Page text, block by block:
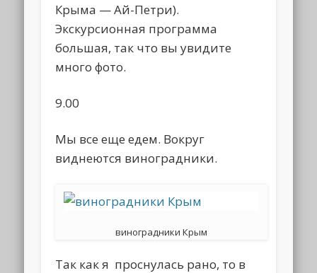
Крыма — Ай-Петри).
Экскурсионная программа
большая, так что вы увидите
много фото.
9.00
Мы все еще едем. Вокруг
виднеются виноградники.
виноградники Крым
Так как я проснулась рано, то в